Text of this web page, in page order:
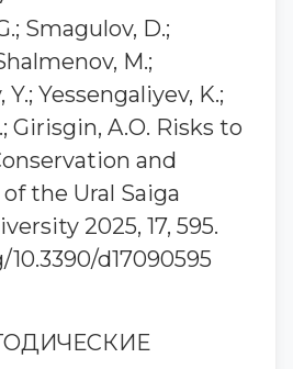
Smagulov, D.;
M.;
Yessengaliyev, K.;
Girisgin, A.O. Risks to
and
the Ural Saiga
2025, 17, 595.
d17090595